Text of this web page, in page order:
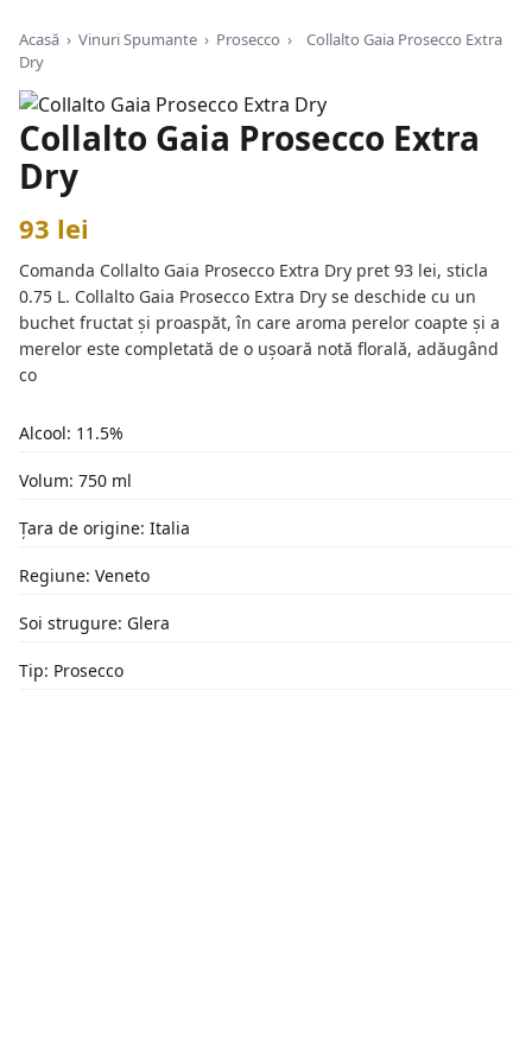
Acasă › Vinuri Spumante › Prosecco ›
Collalto Gaia Prosecco Extra
Dry
Collalto Gaia Prosecco Extra
Dry
93 lei
Comanda Collalto Gaia Prosecco Extra Dry pret 93 lei, sticla
0.75 L. Collalto Gaia Prosecco Extra Dry se deschide cu un
buchet fructat și proaspăt, în care aroma perelor coapte și a
merelor este completată de o ușoară notă florală, adăugând
co
Alcool: 11.5%
Volum: 750 ml
Țara de origine: Italia
Regiune: Veneto
Soi strugure: Glera
Tip: Prosecco